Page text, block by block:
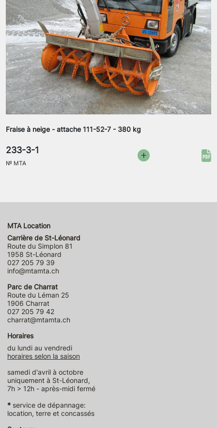
Fraise à neige - attache 111-52-7 - 380 kg
233-3-1
№ MTA
MTA Location
Carrière de St-Léonard
Route du Simplon 81
1958 St-Léonard
027 205 79 39
info@mtamta.ch
Parc de Charrat
Route du Léman 25
1906 Charrat
027 205 79 42
charrat@mtamta.ch
Horaires
du lundi au vendredi
horaires selon la saison
samedi d'avril à octobre
uniquement à St-Léonard,
7h > 12h - après-midi fermé
* service de dépannage:
location, terre et concassés